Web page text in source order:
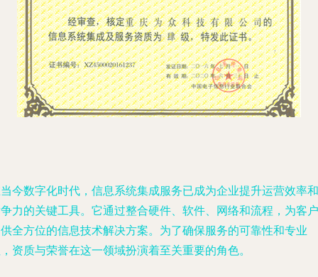
今数字化时代，信息系统集成服务已成为企业提升运营效率和
力的关键工具。它通过整合硬件、软件、网络和流程，为客户
全方位的信息技术解决方案。为了确保服务的可靠性和专业
资质与荣誉在这一领域扮演着至关重要的角色。